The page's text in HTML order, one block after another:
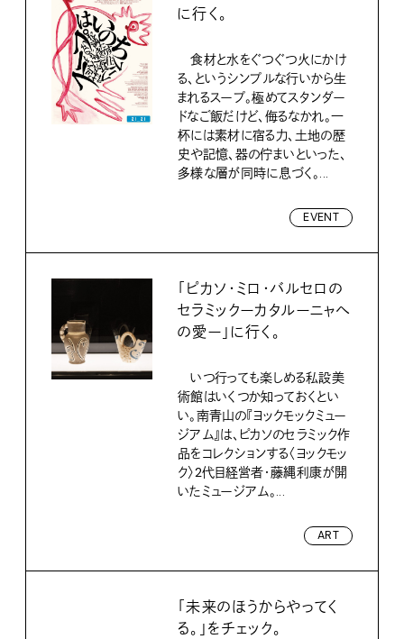
に行く。
食材と水をぐつぐつ火にかけ
る、というシンプルな行いから生
まれるスープ。極めてスタンダー
ドなご飯だけど、侮るなかれ。一
杯には素材に宿る力、土地の歴
史や記憶、器の佇まいといった、
多様な層が同時に息づく。...
EVENT
「ピカソ・ミロ・バルセロの
セラミックーカタルーニャへ
の愛ー」に行く。
いつ行っても楽しめる私設美
術館はいくつか知っておくとい
い。南青山の『ヨックモックミュー
ジアム』は、ピカソのセラミック作
品をコレクションする〈ヨックモッ
ク〉2代目経営者・藤縄利康が開
いたミュージアム。...
ART
「未来のほうからやってく
る。」をチェック。